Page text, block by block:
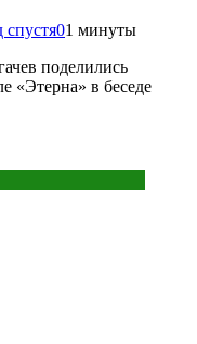
спустя01 минуты
поделились
«Этерна» в беседе